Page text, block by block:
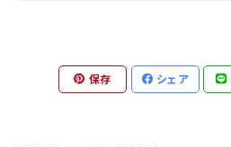
保存 シェア